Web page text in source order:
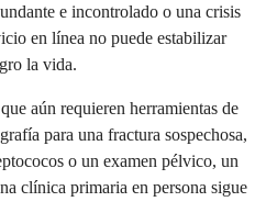
e incontrolado o una crisis
en línea no puede estabilizar
la vida.
aún requieren herramientas de
para una fractura sospechosa,
o un examen pélvico, un
clínica primaria en persona sigue